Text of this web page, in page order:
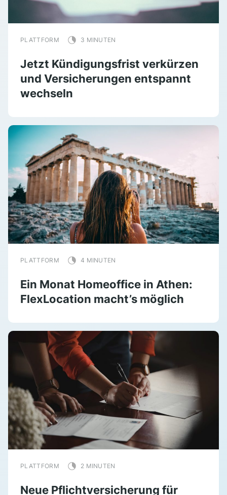
PLATTFORM 3 MINUTEN
Jetzt Kündigungsfrist verkürzen
und Versicherungen entspannt
wechseln
PLATTFORM 4 MINUTEN
Ein Monat Homeoffice in Athen:
FlexLocation macht’s möglich
PLATTFORM 2 MINUTEN
Neue Pflichtversicherung für